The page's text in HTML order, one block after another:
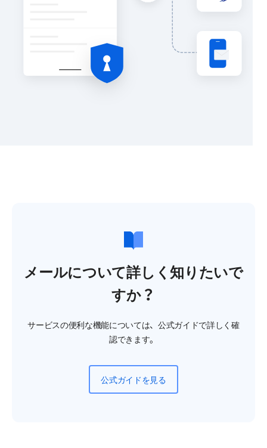
メールについて詳しく知りたいで
すか？
サービスの便利な機能については、公式ガイドで詳しく確
認できます。
公式ガイドを見る